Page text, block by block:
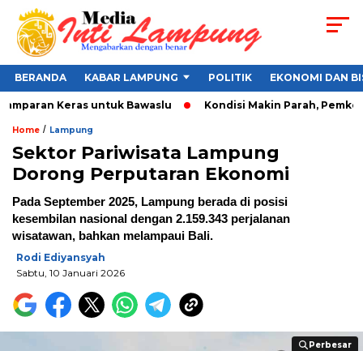
BERANDA KABAR LAMPUNG POLITIK EKONOMI DAN
Keras untuk Bawaslu Kondisi Makin Parah, Pemkot
Home / Lampung
Sektor Pariwisata Lampung
Dorong Perputaran Ekonomi
Pada September 2025, Lampung berada di posisi
kesembilan nasional dengan 2.159.343 perjalanan
wisatawan, bahkan melampaui Bali.
Rodi Ediyansyah
Sabtu, 10 Januari 2026
Perbesar
Perbesar